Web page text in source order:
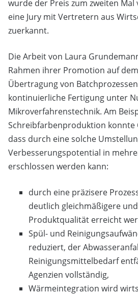
wurde der Preis zum zweiten
eine Jury mit Vertretern aus
zuerkannt.
Die Arbeit von Laura
Rahmen ihrer Promotion auf
Übertragung von
kontinuierliche Fertigung unter
Mikroverfahrenstechnik. Am
Schreibfarbenproduktion konnte
dass durch eine solche
Verbesserungspotential in
erschlossen werden kann:
durch eine präzisere
deutlich gleichmäßigere
Produktqualität erreicht
Spül- und
reduziert, der
Reinigungsmittelbedarf
Agenzien vollständig,
Wärmeintegration wird